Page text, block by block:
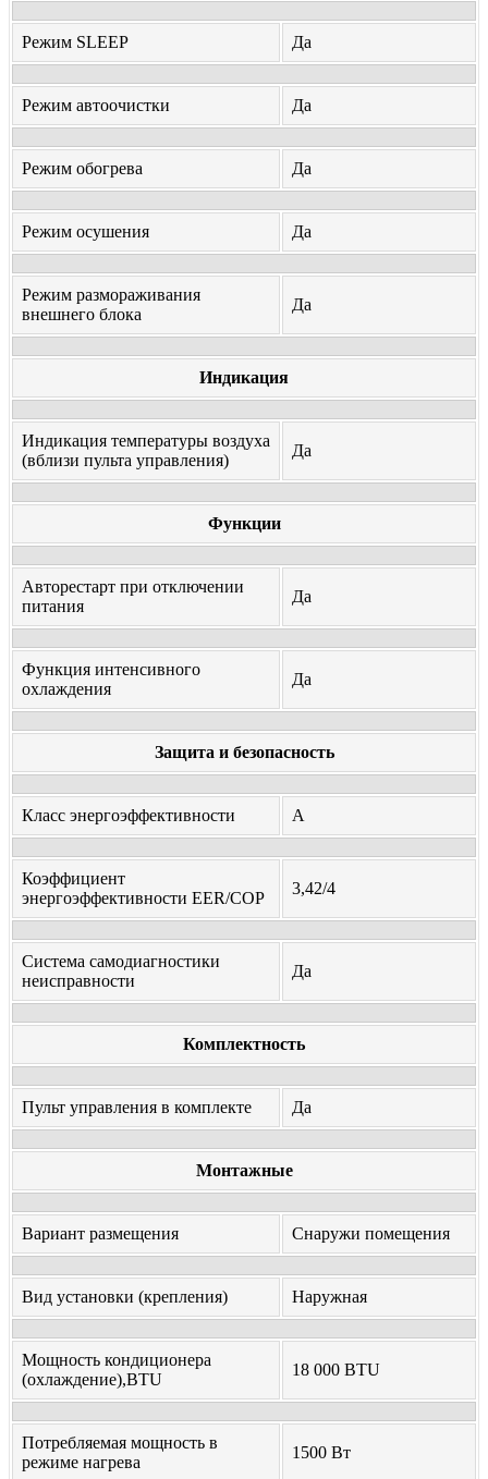
Режим SLEEP Да
Режим автоочистки Да
Режим обогрева Да
Режим осушения Да
Режим размораживания
внешнего блока
Да
Индикация
Индикация температуры воздуха
(вблизи пульта управления)
Да
Функции
Авторестарт при отключении
питания
Да
Функция интенсивного
охлаждения
Да
Защита и безопасность
Класс энергоэффективности A
Коэффициент
энергоэффективности EER/COP
3,42/4
Система самодиагностики
неисправности
Да
Комплектность
Пульт управления в комплекте Да
Монтажные
Вариант размещения Снаружи помещения
Вид установки (крепления) Наружная
Мощность кондиционера
(охлаждение),BTU
18 000 BTU
Потребляемая мощность в
режиме нагрева
1500 Вт